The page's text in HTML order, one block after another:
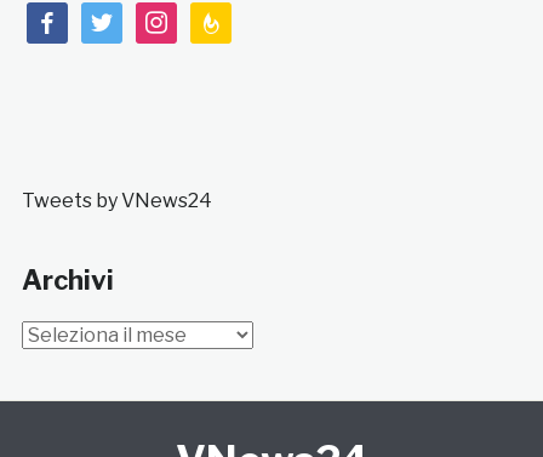
facebooktwitterinstagramfeedburner
Tweets by VNews24
Archivi
Archivi